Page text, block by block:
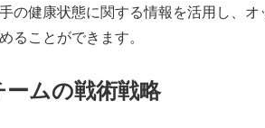
の健康状態に関する情報を活用し、
ることができます。
ームの戦術戦略